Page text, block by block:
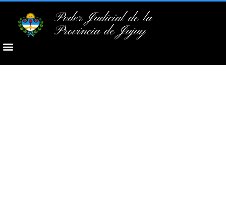
Poder Judicial de la
Provincia de Jujuy